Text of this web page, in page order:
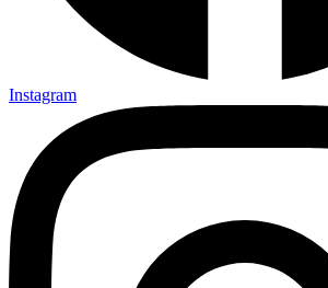
Instagram